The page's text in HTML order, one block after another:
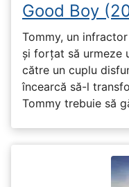
Good Boy
Tommy, un
și forțat să urmeze
către un cuplu
încearcă să-l
Tommy trebuie să